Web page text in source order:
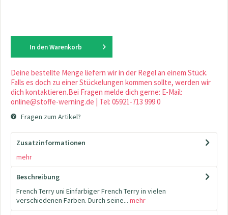
In den Warenkorb
Deine bestellte Menge liefern wir in der Regel an einem Stück.
Falls es doch zu einer Stückelungen kommen sollte, werden wir
dich kontaktieren.Bei Fragen melde dich gerne: E-Mail:
online@stoffe-werning.de | Tel: 05921-713 999 0
Fragen zum Artikel?
Zusatzinformationen
mehr
Beschreibung
French Terry uni Einfarbiger French Terry in vielen
verschiedenen Farben. Durch seine... mehr